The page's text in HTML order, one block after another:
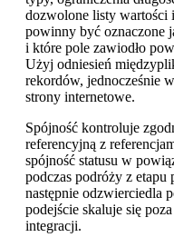
dozwolone listy wartości
powinny być oznaczone
i które pole zawiodło
Użyj odniesień
rekordów, jednocześnie
strony internetowe.
Spójność kontroluje
referencyjną z
spójność statusu w
podczas podróży z
następnie odzwierciedla
podejście skaluje się
integracji.